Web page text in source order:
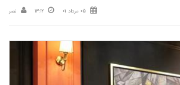
05 مرداد 01 13:12 نصر